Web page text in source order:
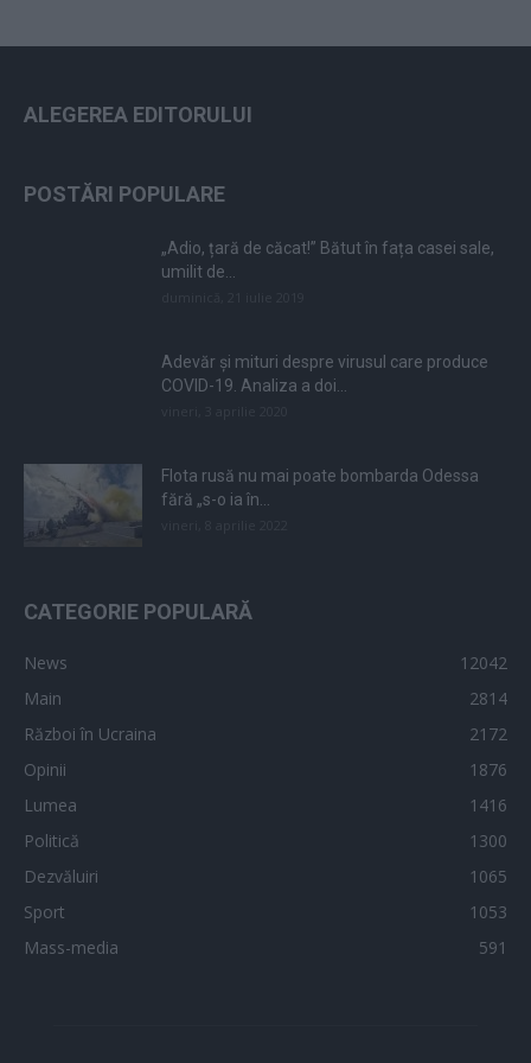
ALEGEREA EDITORULUI
POSTĂRI POPULARE
„Adio, țară de căcat!” Bătut în fața casei sale,
umilit de...
Adevăr și mituri despre virusul care produce
COVID-19. Analiza a doi...
Flota rusă nu mai poate bombarda Odessa
fără „s-o ia în...
CATEGORIE POPULARĂ
News
12042
Main
2814
Război în Ucraina
2172
Opinii
1876
Lumea
1416
Politică
1300
Dezvăluiri
1065
Sport
1053
Mass-media
591